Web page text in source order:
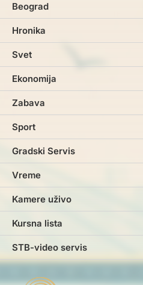
Beograd
Hronika
Svet
Ekonomija
Zabava
Sport
Gradski Servis
Vreme
Kamere uživo
Kursna lista
STB-video servis